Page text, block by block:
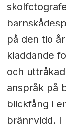
på den tio
kladdande
och
anspråk på
blickfång i
brännvidd.